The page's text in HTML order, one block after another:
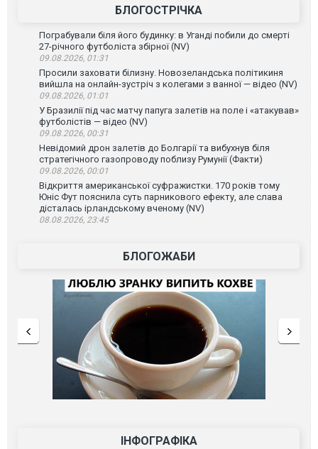
БЛОГОСТРІЧКА
Пограбували біля його будинку: в Уганді побили до смерті
27-річного футболіста збірної (NV)
09.08.2026, 01:31
Просили заховати білизну. Новозеландська політикиня
вийшла на онлайн-зустріч з колегами з ванної — відео (NV)
09.08.2026, 01:01
У Бразилії під час матчу папуга залетів на поле і «атакував»
футболістів — відео (NV)
09.08.2026, 00:31
Невідомий дрон залетів до Болгарії та вибухнув біля
стратегічного газопроводу поблизу Румунії (Факти)
09.08.2026, 00:01
Відкриття американської суфражистки. 170 років тому
Юніс Фут пояснила суть парникового ефекту, але слава
дісталась ірландському вченому (NV)
08.08.2026, 23:45
БЛОГОЖАБИ
ІНФОГРАФІКА